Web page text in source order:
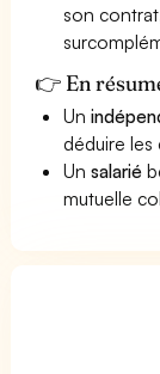
son
👉 En
Un
déduire les
Unsalarié
mutuelle